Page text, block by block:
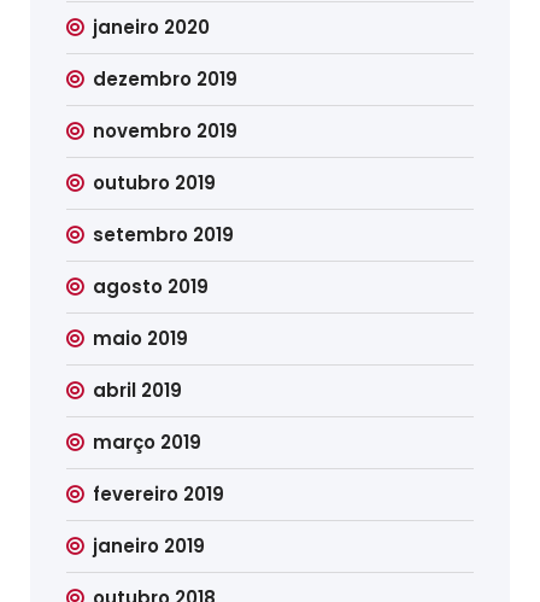
janeiro 2020
dezembro 2019
novembro 2019
outubro 2019
setembro 2019
agosto 2019
maio 2019
abril 2019
março 2019
fevereiro 2019
janeiro 2019